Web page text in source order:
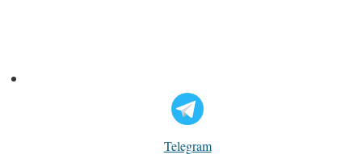
Telegram